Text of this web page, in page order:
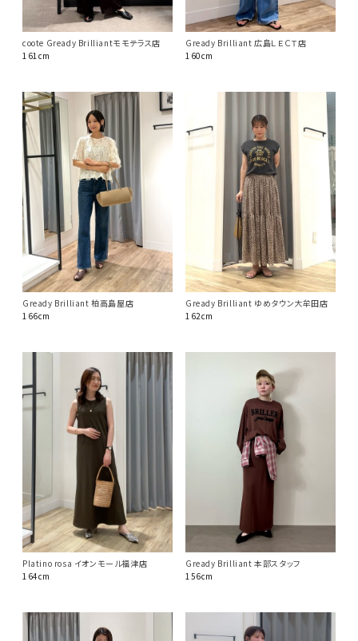
coote Gready Brilliantモモテラス店
161cm
Gready Brilliant 広島ＬＥＣＴ店
160cm
Gready Brilliant 柏高島屋店
166cm
Gready Brilliant ゆめタウン大牟田店
162cm
Platino rosa イオンモール福津店
164cm
Gready Brilliant 本部スタッフ
156cm